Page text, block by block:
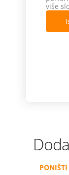
više
PONIŠTI